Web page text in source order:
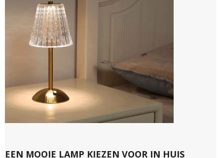
EEN MOOIE LAMP KIEZEN VOOR IN HUIS